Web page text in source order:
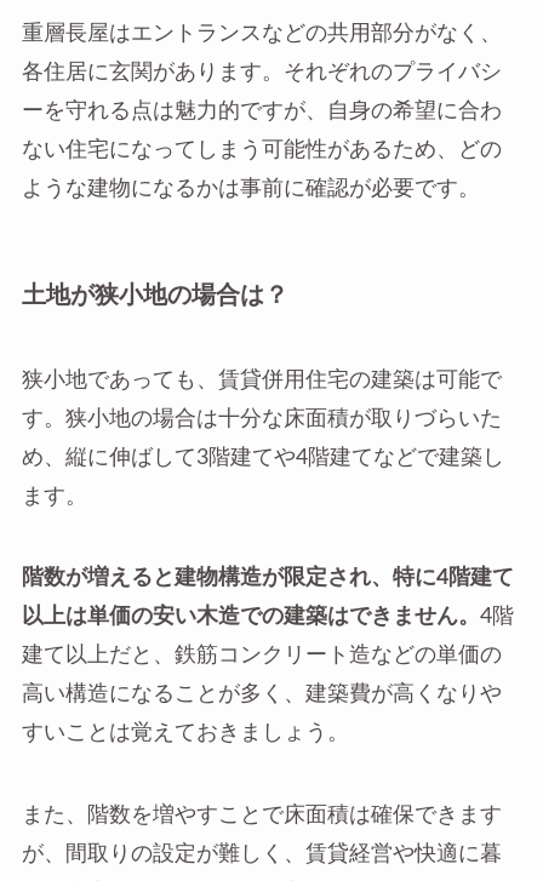
重層長屋はエントランスなどの共用部分がなく、
各住居に玄関があります。それぞれのプライバシ
ーを守れる点は魅力的ですが、自身の希望に合わ
ない住宅になってしまう可能性があるため、どの
ような建物になるかは事前に確認が必要です。
土地が狭小地の場合は？
狭小地であっても、賃貸併用住宅の建築は可能で
す。狭小地の場合は十分な床面積が取りづらいた
め、縦に伸ばして3階建てや4階建てなどで建築し
ます。
階数が増えると建物構造が限定され、特に4階建て
以上は単価の安い木造での建築はできません。 4階
建て以上だと、鉄筋コンクリート造などの単価の
高い構造になることが多く、建築費が高くなりや
すいことは覚えておきましょう。
また、階数を増やすことで床面積は確保できます
が、間取りの設定が難しく、賃貸経営や快適に暮